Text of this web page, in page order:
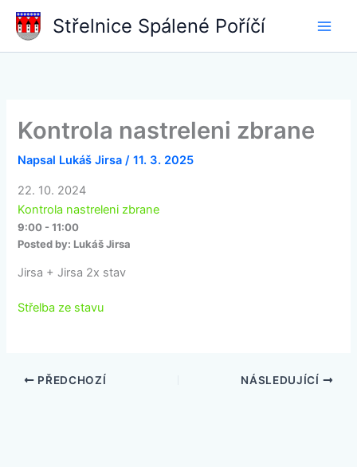
Přeskočit
Střelnice Spálené Poříčí
Kontrola nastreleni zbrane
Napsal Lukáš Jirsa/11. 3. 2025
22. 10. 2024
Kontrola nastreleni zbrane
9:00 - 11:00
Posted by: Lukáš Jirsa
Jirsa + Jirsa 2x stav
Střelba ze stavu
PŘEDCHOZÍ NÁSLEDUJÍCÍ